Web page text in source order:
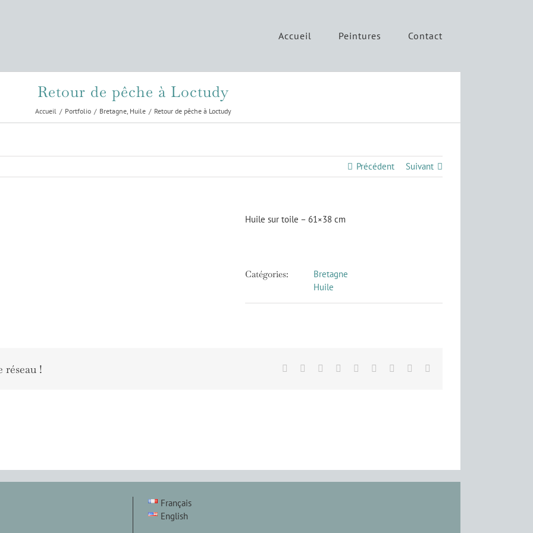
Accueil Peintures Contact
Retour de pêche à Loctudy
Accueil Portfolio Bretagne Huile Retour de pêche à Loctudy
Précédent Suivant
Huile sur toile – 61×38 cm
Catégories:
Bretagne
Huile
réseau ! Facebook Reddit LinkedInWhatsApp
TumblrPinterest
Français
English